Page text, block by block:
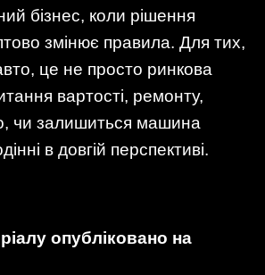
бізнес, коли рішення
змінює правила. Для тих,
це не просто ринкова
вартості, ремонту,
чи залишиться машина
в довгій перспективі.
опубліковано на